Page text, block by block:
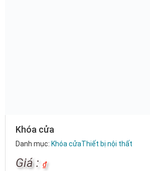
Khóa cửa
Danh mục: Khóa cửaThiết bị nội thất
Giá : ₫